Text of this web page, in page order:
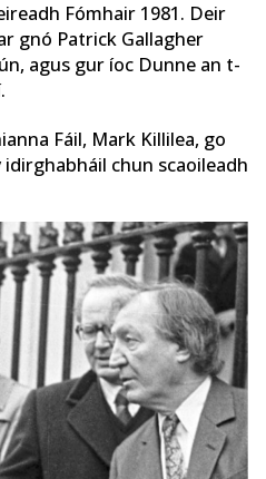
Fómhair 1981. Deir
gnó Patrick Gallagher
agus gur íoc Dunne an t-
Fáil, Mark Killilea, go
chun scaoileadh